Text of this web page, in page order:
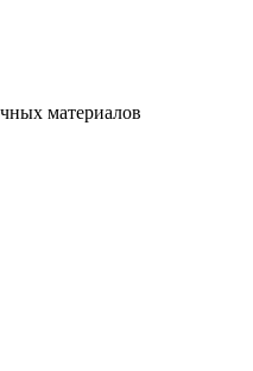
материалов